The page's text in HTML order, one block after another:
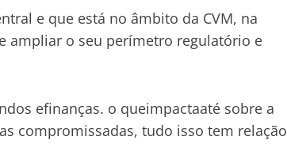
e que está no âmbito da CVM, na
ampliar o seu perímetro regulatório e
efinanças. o queimpactaaté sobre a
compromissadas, tudo isso tem relação